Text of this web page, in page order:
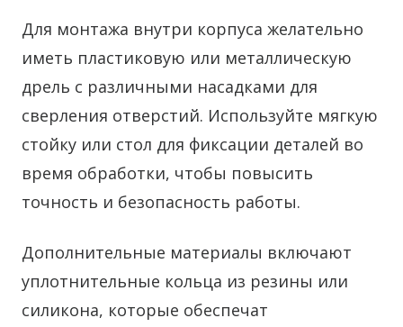
Для монтажа внутри корпуса желательно
иметь пластиковую или металлическую
дрель с различными насадками для
сверления отверстий. Используйте мягкую
стойку или стол для фиксации деталей во
время обработки, чтобы повысить
точность и безопасность работы.
Дополнительные материалы включают
уплотнительные кольца из резины или
силикона, которые обеспечат